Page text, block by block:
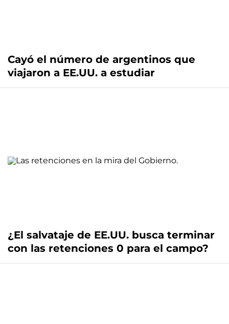
Cayó el número de argentinos que
viajaron a EE.UU. a estudiar
¿El salvataje de EE.UU. busca terminar
con las retenciones 0 para el campo?